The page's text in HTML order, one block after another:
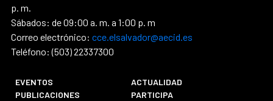
p. m.
Sábados: de 09:00 a. m. a 1:00 p. m
Correo electrónico: cce.elsalvador@aecid.es
Teléfono: (503) 22337300
EVENTOS
ACTUALIDAD
PUBLICACIONES
PARTICIPA